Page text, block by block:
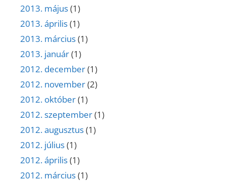
2013. május(1)
2013. április(1)
2013. március(1)
2013. január(1)
2012. december(1)
2012. november(2)
2012. október(1)
2012. szeptember(1)
2012. augusztus(1)
2012. július(1)
2012. április(1)
2012. március(1)